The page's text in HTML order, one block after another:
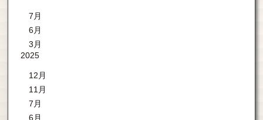
7月
6月
3月
2025
12月
11月
7月
6月